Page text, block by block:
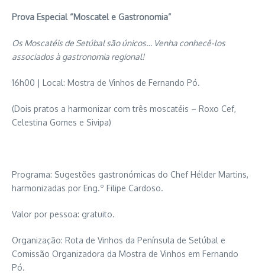
Prova Especial “Moscatel e Gastronomia”
Os Moscatéis de Setúbal são únicos… Venha conhecê-los
associados à gastronomia regional!
16h00 | Local: Mostra de Vinhos de Fernando Pó.
(Dois pratos a harmonizar com três moscatéis – Roxo Cef,
Celestina Gomes e Sivipa)
Programa: Sugestões gastronómicas do Chef Hélder Martins,
harmonizadas por Eng.º Filipe Cardoso.
Valor por pessoa: gratuito.
Organização: Rota de Vinhos da Península de Setúbal e
Comissão Organizadora da Mostra de Vinhos em Fernando
Pó.